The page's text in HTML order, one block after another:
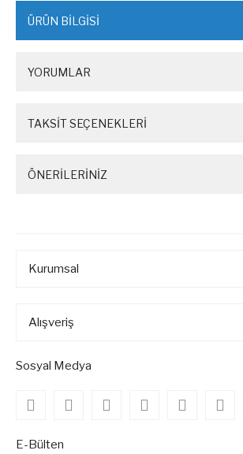
ÜRÜN BİLGİSİ
YORUMLAR
TAKSİT SEÇENEKLERİ
ÖNERİLERİNİZ
Kurumsal
Alışveriş
Sosyal Medya
E-Bülten